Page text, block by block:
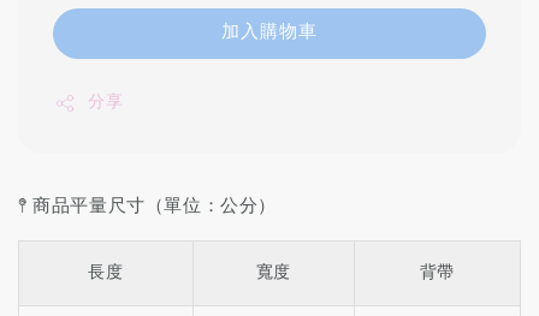
加入購物車
分享
𖤥 商品平量尺寸（單位：公分）
長度 寬度 背帶